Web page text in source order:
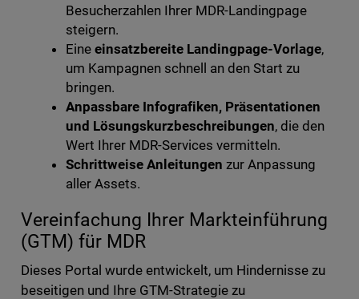
Besucherzahlen Ihrer MDR-Landingpage
steigern.
Eine einsatzbereite Landingpage-Vorlage,
um Kampagnen schnell an den Start zu
bringen.
Anpassbare Infografiken, Präsentationen
und Lösungskurzbeschreibungen, die den
Wert Ihrer MDR-Services vermitteln.
Schrittweise Anleitungen zur Anpassung
aller Assets.
Vereinfachung Ihrer Markteinführung
(GTM) für MDR
Dieses Portal wurde entwickelt, um Hindernisse zu
beseitigen und Ihre GTM-Strategie zu